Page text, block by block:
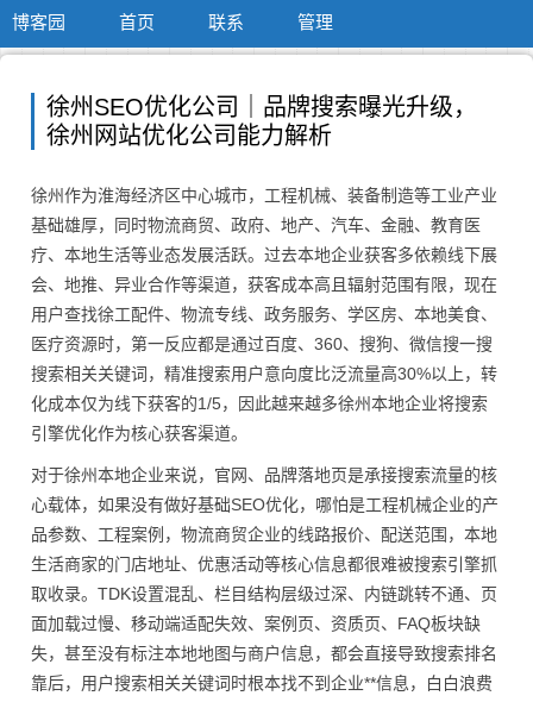
博客园 首页 联系 管理
徐州SEO优化公司｜品牌搜索曝光升级，
徐州网站优化公司能力解析
徐州作为淮海经济区中心城市，工程机械、装备制造等工业产业
基础雄厚，同时物流商贸、政府、地产、汽车、金融、教育医
疗、本地生活等业态发展活跃。过去本地企业获客多依赖线下展
会、地推、异业合作等渠道，获客成本高且辐射范围有限，现在
用户查找徐工配件、物流专线、政务服务、学区房、本地美食、
医疗资源时，第一反应都是通过百度、360、搜狗、微信搜一搜
搜索相关关键词，精准搜索用户意向度比泛流量高30%以上，转
化成本仅为线下获客的1/5，因此越来越多徐州本地企业将搜索
引擎优化作为核心获客渠道。
对于徐州本地企业来说，官网、品牌落地页是承接搜索流量的核
心载体，如果没有做好基础SEO优化，哪怕是工程机械企业的产
品参数、工程案例，物流商贸企业的线路报价、配送范围，本地
生活商家的门店地址、优惠活动等核心信息都很难被搜索引擎抓
取收录。TDK设置混乱、栏目结构层级过深、内链跳转不通、页
面加载过慢、移动端适配失效、案例页、资质页、FAQ板块缺
失，甚至没有标注本地地图与商户信息，都会直接导致搜索排名
靠后，用户搜索相关关键词时根本找不到企业**信息，白白浪费